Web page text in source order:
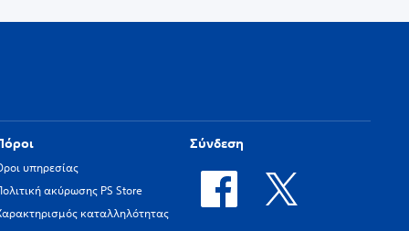
υπηρεσίας
ακύρωσης PS Store
καταλληλότητας
Σύνδεση